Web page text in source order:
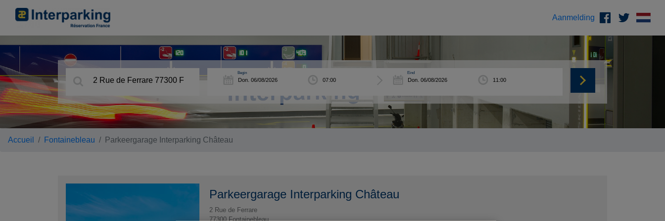
Aanmelding
Begin Eind
Accueil Fontainebleau Parkeergarage Interparking Château
Parkeergarage Interparking Château
2 Rue de Ferrare
77300 Fontainebleau